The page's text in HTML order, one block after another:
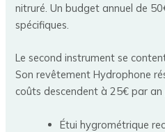
nitruré. Un budget annuel de
spécifiques.
Le second instrument se
Son revêtement Hydrophone
coûts descendent à 25€ par
Étui hygrométrique